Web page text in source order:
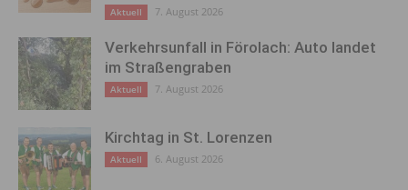
Aktuell 7. August 2026
Verkehrsunfall in Förolach: Auto landet
im Straßengraben
Aktuell 7. August 2026
Kirchtag in St. Lorenzen
Aktuell 6. August 2026